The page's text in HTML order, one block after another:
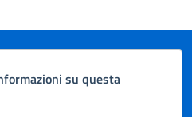
su questa